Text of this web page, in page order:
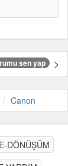
sen yap
Canon
E-DÖNÜŞÜM